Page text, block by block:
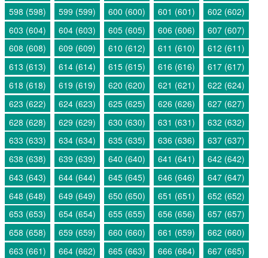
598 (598)
599 (599) 600 (600) 601 (601)
602 (602)
603 (604)
604 (603) 605 (605) 606 (606)
607 (607)
608 (608)
609 (609) 610 (612) 611 (610)
612 (611)
613 (613)
614 (614) 615 (615) 616 (616)
617 (617)
618 (618)
619 (619) 620 (620) 621 (621)
622 (624)
623 (622)
624 (623) 625 (625) 626 (626)
627 (627)
628 (628)
629 (629) 630 (630) 631 (631)
632 (632)
633 (633)
634 (634) 635 (635) 636 (636)
637 (637)
638 (638)
639 (639) 640 (640) 641 (641)
642 (642)
643 (643)
644 (644) 645 (645) 646 (646)
647 (647)
648 (648)
649 (649) 650 (650) 651 (651)
652 (652)
653 (653)
654 (654) 655 (655) 656 (656)
657 (657)
658 (658)
659 (659) 660 (660) 661 (659)
662 (660)
663 (661)
664 (662) 665 (663) 666 (664)
667 (665)